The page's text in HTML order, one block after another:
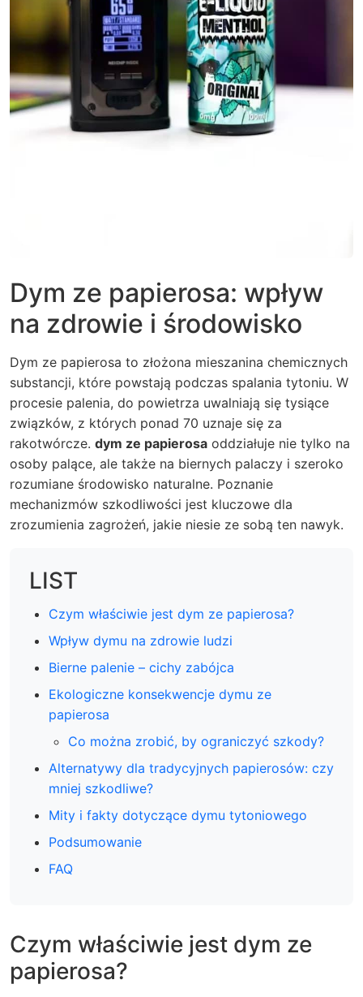
Dym ze papierosa: wpływ
na zdrowie i środowisko
Dym ze papierosa to złożona mieszanina chemicznych
substancji, które powstają podczas spalania tytoniu. W
procesie palenia, do powietrza uwalniają się tysiące
związków, z których ponad 70 uznaje się za
rakotwórcze. dym ze papierosa oddziałuje nie tylko na
osoby palące, ale także na biernych palaczy i szeroko
rozumiane środowisko naturalne. Poznanie
mechanizmów szkodliwości jest kluczowe dla
zrozumienia zagrożeń, jakie niesie ze sobą ten nawyk.
LIST
Czym właściwie jest dym ze papierosa?
Wpływ dymu na zdrowie ludzi
Bierne palenie – cichy zabójca
Ekologiczne konsekwencje dymu ze
papierosa
Co można zrobić, by ograniczyć szkody?
Alternatywy dla tradycyjnych papierosów: czy
mniej szkodliwe?
Mity i fakty dotyczące dymu tytoniowego
Podsumowanie
FAQ
Czym właściwie jest dym ze
papierosa?